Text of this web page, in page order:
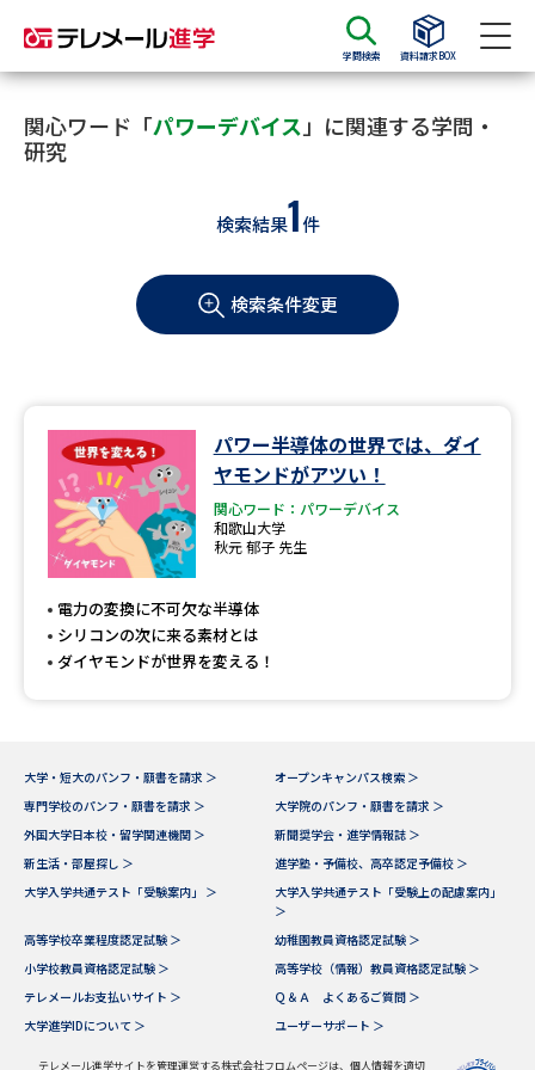
学問検索 資料請求BOX
資料請求 資料検索
大学・短大の資料種類から請求
学部・学科パンフ
総合型選抜・学校推薦型選抜 募
大学入学共通テスト利用選抜の
大学・短大以外の資料から請求
専門学校の資料請求 大学院の資料請求
留学・進学関連、塾・予備校
大学入学共通テスト「受験上の
高等学校（情報）教員資格認定
試験
大学研究 大学検索
大学で学べる内容や特徴を調べる
集
関心ワード「パワーデバイス 」に関連する学問・
研究
検索結果1件
検索条件変更
パワー半導体の世界では、ダイ
ヤモンドがアツい！
関心ワード：パワーデバイス
和歌山大学
秋元 郁子 先生
電力の変換に不可欠な半導体
シリコンの次に来る素材とは
ダイヤモンドが世界を変える！
大学・短大のパンフ・願書を請求 ＞
オープンキャンパス検索 ＞
専門学校のパンフ・願書を請求 ＞
大学院のパンフ・願書を請求 ＞
外国大学日本校・留学関連機関 ＞
新聞奨学会・進学情報誌 ＞
新生活・部屋探し ＞
進学塾・予備校、高卒認定予備校 ＞
大学入学共通テスト「受験案内」 ＞
大学入学共通テスト「受験上の配慮案内」
＞
高等学校卒業程度認定試験 ＞
幼稚園教員資格認定試験 ＞
小学校教員資格認定試験 ＞
高等学校（情報）教員資格認定試験 ＞
テレメールお支払いサイト ＞
Ｑ＆Ａ よくあるご質問 ＞
大学進学IDについて ＞
ユーザーサポート ＞
テレメール進学サイトを管理運営する株式会社フロムページは、個人情報を適切